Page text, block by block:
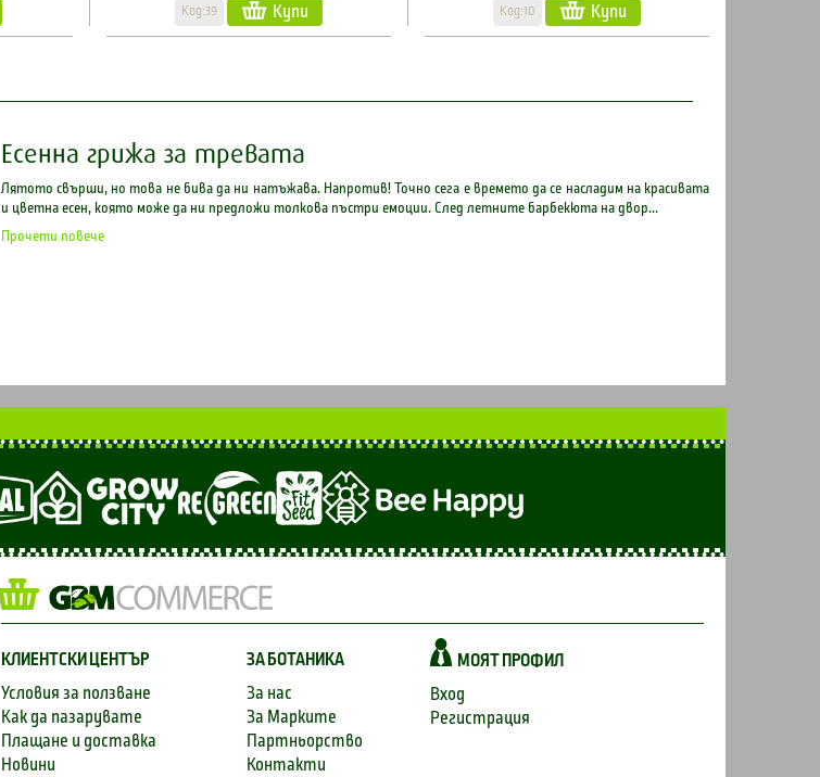
Код:39 Купи Код:10 Купи
Есенна грижа за тревата
Лятото свърши, но това не бива да ни натъжава. Напротив! Точно сега е времето да се насладим на красивата
и цветна есен, която може да ни предложи толкова пъстри емоции. След летните барбекюта на двор...
Прочети повече
КЛИЕНТСКИ ЦЕНТЪР
Условия за ползване
Как да пазарувате
Плащане и доставка
Новини
ЗА БОТАНИКА
За нас
За Марките
Партньорство
Контакти
МОЯТ ПРОФИЛ
Вход
Регистрация